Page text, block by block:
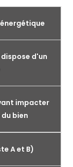
d'un
impacter
bien
A et B)